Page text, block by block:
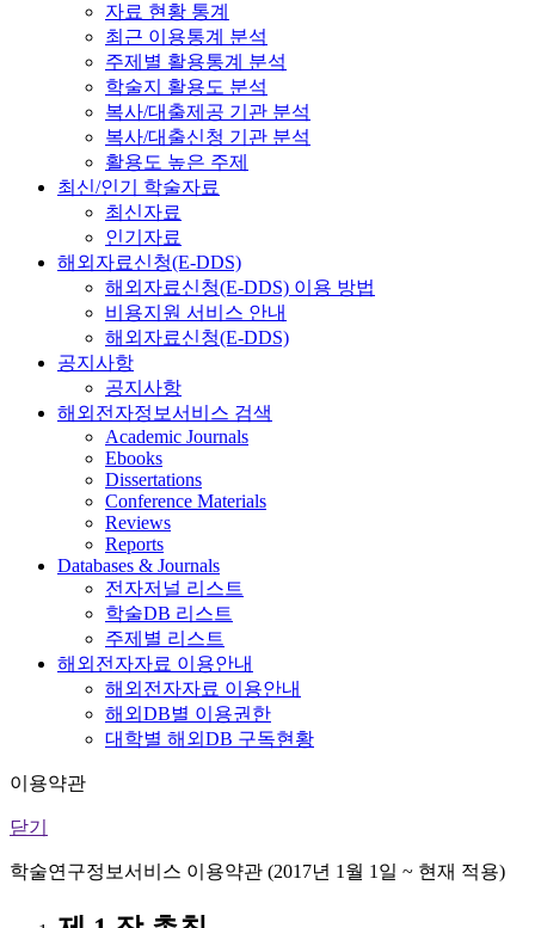
자료 현황 통계
최근 이용통계 분석
주제별 활용통계 분석
학술지 활용도 분석
복사/대출제공 기관 분석
복사/대출신청 기관 분석
활용도 높은 주제
최신/인기 학술자료
최신자료
인기자료
해외자료신청(E-DDS)
해외자료신청(E-DDS) 이용 방법
비용지원 서비스 안내
해외자료신청(E-DDS)
공지사항
공지사항
해외전자정보서비스 검색
Academic Journals
Ebooks
Dissertations
Conference Materials
Reviews
Reports
Databases & Journals
전자저널 리스트
학술DB 리스트
주제별 리스트
해외전자자료 이용안내
해외전자자료 이용안내
해외DB별 이용권한
대학별 해외DB 구독현황
이용약관
닫기
학술연구정보서비스 이용약관 (2017년 1월 1일 ~ 현재 적용)